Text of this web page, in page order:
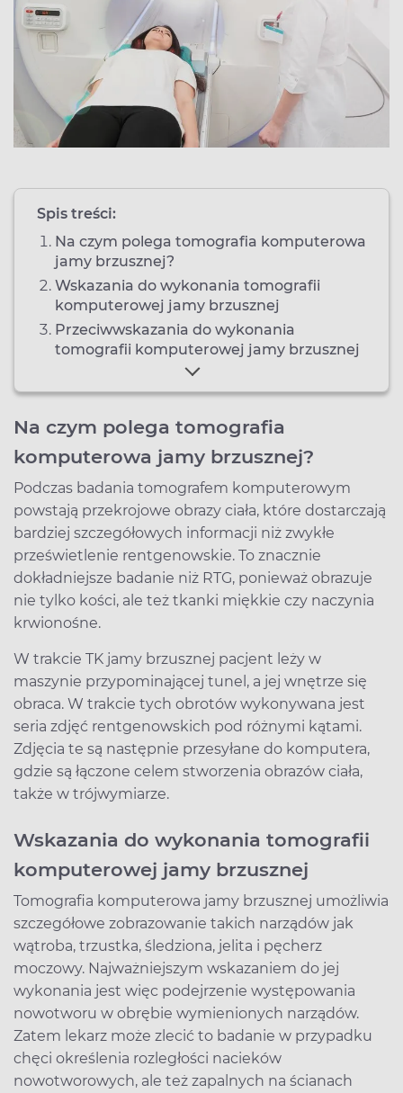
Spis treści:
Na czym polega tomografia komputerowa
jamy brzusznej?
Wskazania do wykonania tomografii
komputerowej jamy brzusznej
Przeciwwskazania do wykonania
tomografii komputerowej jamy brzusznej
Na czym polega tomografia
komputerowa jamy brzusznej?
Podczas badania tomografem komputerowym
powstają przekrojowe obrazy ciała, które dostarczają
bardziej szczegółowych informacji niż zwykłe
prześwietlenie rentgenowskie. To znacznie
dokładniejsze badanie niż RTG, ponieważ obrazuje
nie tylko kości, ale też tkanki miękkie czy naczynia
krwionośne.
W trakcie TK jamy brzusznej pacjent leży w
maszynie przypominającej tunel, a jej wnętrze się
obraca. W trakcie tych obrotów wykonywana jest
seria zdjęć rentgenowskich pod różnymi kątami.
Zdjęcia te są następnie przesyłane do komputera,
gdzie są łączone celem stworzenia obrazów ciała,
także w trójwymiarze.
Wskazania do wykonania tomografii
komputerowej jamy brzusznej
Tomografia komputerowa jamy brzusznej umożliwia
szczegółowe zobrazowanie takich narządów jak
wątroba, trzustka, śledziona, jelita i pęcherz
moczowy. Najważniejszym wskazaniem do jej
wykonania jest więc podejrzenie występowania
nowotworu w obrębie wymienionych narządów.
Zatem lekarz może zlecić to badanie w przypadku
chęci określenia rozległości nacieków
nowotworowych, ale też zapalnych na ścianach